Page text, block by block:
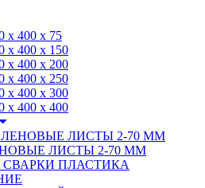
х 400 х 75
х 400 х 150
х 400 х 200
х 400 х 250
х 400 х 300
х 400 х 400
ЛИСТЫ 2-70 ММ
ЛИСТЫ 2-70 ММ
СВАРКИ ПЛАСТИКА